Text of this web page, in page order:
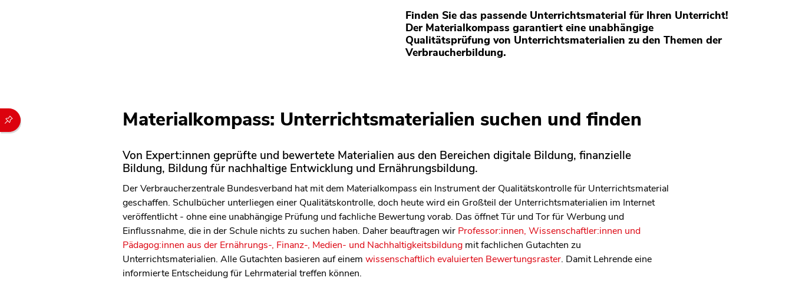
Durch die folgenden Buttons können Sie direkt auf einen speziellen Bereich des Inhaltes springen
Finden Sie das passende Unterrichtsmaterial für Ihren Unterricht!
Der Materialkompass garantiert eine unabhängige
Qualitätsprüfung von Unterrichtsmaterialien zu den Themen der
Verbraucherbildung.
Materialkompass: Unterrichtsmaterialien suchen und finden
Von Expert:innen geprüfte und bewertete Materialien aus den Bereichen digitale Bildung, finanzielle
Bildung, Bildung für nachhaltige Entwicklung und Ernährungsbildung.
Der Verbraucherzentrale Bundesverband hat mit dem Materialkompass ein Instrument der Qualitätskontrolle für Unterrichtsmaterial
geschaffen. Schulbücher unterliegen einer Qualitätskontrolle, doch heute wird ein Großteil der Unterrichtsmaterialien im Internet
veröffentlicht - ohne eine unabhängige Prüfung und fachliche Bewertung vorab. Das öffnet Tür und Tor für Werbung und
Einflussnahme, die in der Schule nichts zu suchen haben. Daher beauftragen wir Professor:innen, Wissenschaftler:innen und
Pädagog:innen aus der Ernährungs-, Finanz-, Medien- und Nachhaltigkeitsbildung mit fachlichen Gutachten zu
Unterrichtsmaterialien. Alle Gutachten basieren auf einem wissenschaftlich evaluierten Bewertungsraster. Damit Lehrende eine
informierte Entscheidung für Lehrmaterial treffen können.